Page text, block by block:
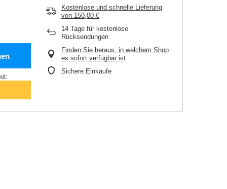
Kostenlose und schnelle Lieferung
von 150,00 €
14 Tage für kostenlose
Rücksendungen
Finden Sie heraus, in welchem Shop
es sofort verfügbar ist
Sichere Einkäufe